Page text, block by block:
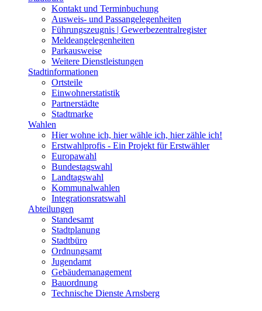
Kontakt und Terminbuchung
Ausweis- und Passangelegenheiten
Führungszeugnis | Gewerbezentralregister
Meldeangelegenheiten
Parkausweise
Weitere Dienstleistungen
Stadtinformationen
Ortsteile
Einwohnerstatistik
Partnerstädte
Stadtmarke
Wahlen
Hier wohne ich, hier wähle ich, hier zähle ich!
Erstwahlprofis - Ein Projekt für Erstwähler
Europawahl
Bundestagswahl
Landtagswahl
Kommunalwahlen
Integrationsratswahl
Abteilungen
Standesamt
Stadtplanung
Stadtbüro
Ordnungsamt
Jugendamt
Gebäudemanagement
Bauordnung
Technische Dienste Arnsberg